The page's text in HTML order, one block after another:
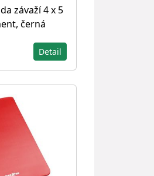
závaží 4 x 5
černá
Detail